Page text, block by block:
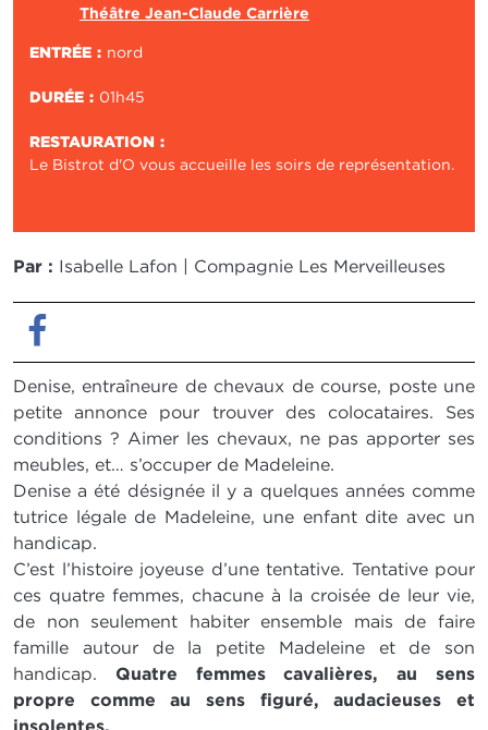
Théâtre Jean-Claude Carrière
ENTRÉE nord
DURÉE 01h45
RESTAURATION
Le Bistrot d'O vous accueille les soirs de représentation.
Par : Isabelle Lafon | Compagnie Les Merveilleuses
Denise, entraîneure de chevaux de course, poste une
petite annonce pour trouver des colocataires. Ses
conditions ? Aimer les chevaux, ne pas apporter ses
meubles, et… s’occuper de Madeleine.
Denise a été désignée il y a quelques années comme
tutrice légale de Madeleine, une enfant dite avec un
handicap.
C’est l’histoire joyeuse d’une tentative. Tentative pour
ces quatre femmes, chacune à la croisée de leur vie,
de non seulement habiter ensemble mais de faire
famille autour de la petite Madeleine et de son
handicap. Quatre femmes cavalières, au sens
propre comme au sens figuré, audacieuses et
insolentes.